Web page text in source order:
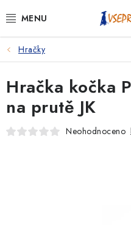
na
PSI
KOČKY
KONĚ
Hračky
Hračka kočka
na prutě JK
Neohodnoceno